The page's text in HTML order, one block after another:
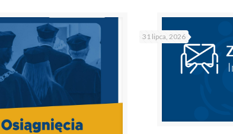
31 lipca, 2026